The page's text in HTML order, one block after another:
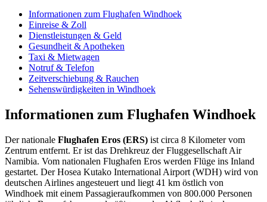
Informationen zum Flughafen Windhoek
Einreise & Zoll
Dienstleistungen & Geld
Gesundheit & Apotheken
Taxi & Mietwagen
Notruf & Telefon
Zeitverschiebung & Rauchen
Sehenswürdigkeiten in Windhoek
Informationen zum Flughafen Windhoek
Der nationale Flughafen Eros (ERS) ist circa 8 Kilometer vom
Zentrum entfernt. Er ist das Drehkreuz der Fluggesellschaft Air
Namibia. Vom nationalen Flughafen Eros werden Flüge ins Inland
gestartet. Der Hosea Kutako International Airport (WDH) wird von
deutschen Airlines angesteuert und liegt 41 km östlich von
Windhoek mit einem Passagieraufkommen von 800.000 Personen